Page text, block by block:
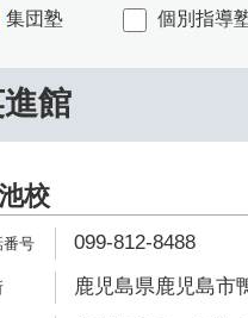
集団塾 個別指導
館
校
099-812-8488
鹿児島県鹿児島市